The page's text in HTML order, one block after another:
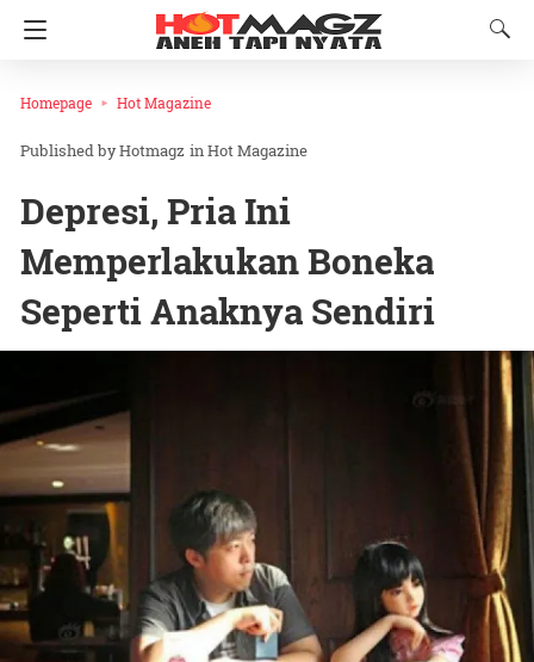
Homepage Hot Magazine
Hotmagz inHot Magazine
Depresi, Pria Ini
Memperlakukan Boneka
Seperti Anaknya Sendiri